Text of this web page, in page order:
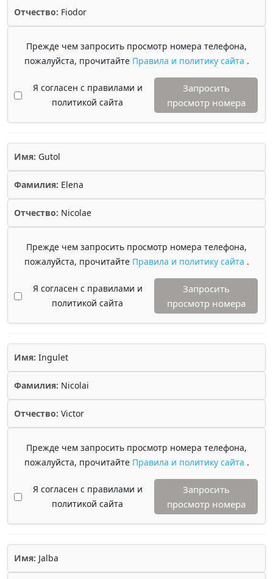
Отчество: Fiodor
Прежде чем запросить просмотр номера телефона,
пожалуйста, прочитайте Правила и политику сайта .
Я согласен с правилами и
политикой сайта
Запросить
просмотр номера
Имя: Gutol
Фамилия: Elena
Отчество: Nicolae
Прежде чем запросить просмотр номера телефона,
пожалуйста, прочитайте Правила и политику сайта .
Я согласен с правилами и
политикой сайта
Запросить
просмотр номера
Имя: Ingulet
Фамилия: Nicolai
Отчество: Victor
Прежде чем запросить просмотр номера телефона,
пожалуйста, прочитайте Правила и политику сайта .
Я согласен с правилами и
политикой сайта
Запросить
просмотр номера
Имя: Jalba